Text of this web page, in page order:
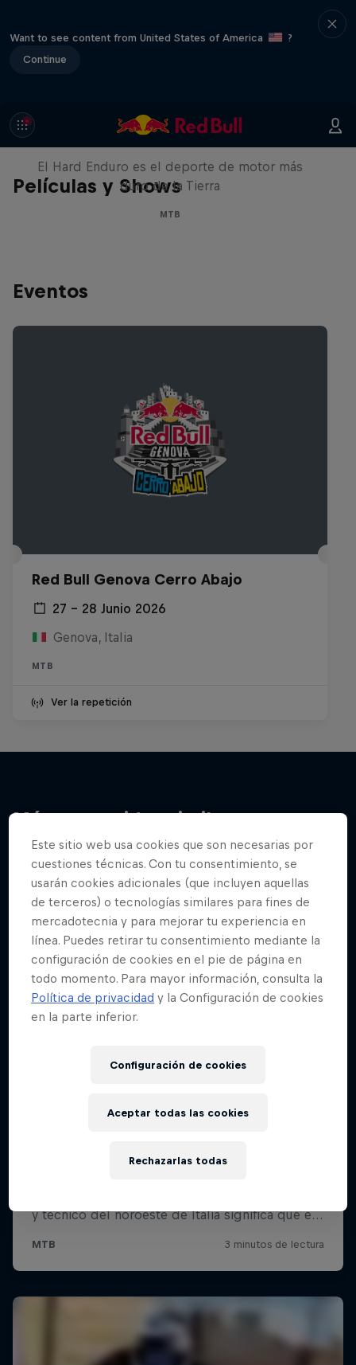
Want to see content from United States of America
?
Continue
Películas y Shows
Hard Enduro 2025: ¿La
temporada más difícil?
El Hard Enduro es el deporte de motor más
duro de la Tierra
MTB
Eventos
Red Bull Genova Cerro Abajo
27 – 28 Junio 2026
Genova, Italia
MTB
Ver la repetición
Más contenidos similares
Este sitio web usa cookies que son necesarias por
cuestiones técnicas. Con tu consentimiento, se
usarán cookies adicionales (que incluyen aquellas
de terceros) o tecnologías similares para fines de
mercadotecnia y para mejorar tu experiencia en
línea. Puedes retirar tu consentimiento mediante la
configuración de cookies en el pie de página en
todo momento. Para mayor información, consulta la
Política de privacidad y la Configuración de cookies
en la parte inferior.
Configuración de cookies
Rechazarlas todas
Aceptar todas las cookies